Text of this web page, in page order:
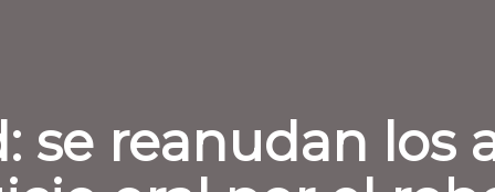
se reanudan los